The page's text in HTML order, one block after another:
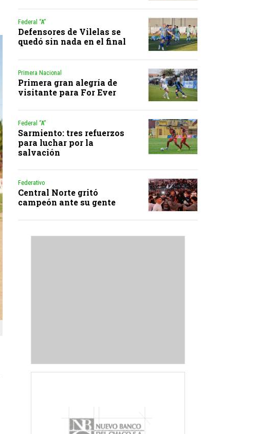
Federal “A”
Defensores de Vilelas se
quedó sin nada en el final
Primera Nacional
Primera gran alegría de
visitante para For Ever
Federal “A”
Sarmiento: tres refuerzos
para luchar por la
salvación
Federativo
Central Norte gritó
campeón ante su gente